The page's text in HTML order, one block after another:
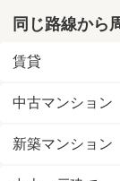
同じ路線から
賃貸
中古マンション
新築マンション